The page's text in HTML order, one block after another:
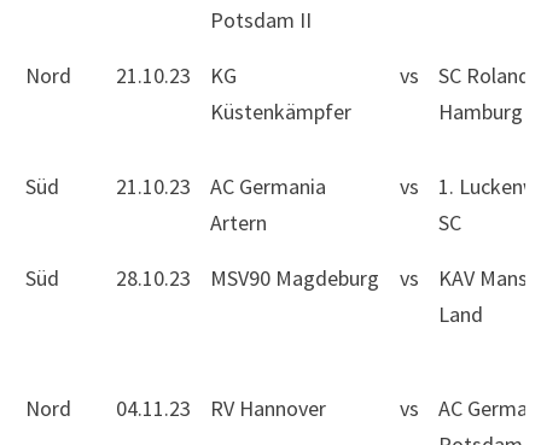
Potsdam II
Nord 21.10.23
KG
Küstenkämpfer
vs
SC Roland
Hamburg
Süd 21.10.23
AC Germania
Artern
vs
1.
SC
Süd
28.10.23 MSV90 Magdeburg vs
KAV
Land
Nord 04.11.23 RV Hannover vs
AC